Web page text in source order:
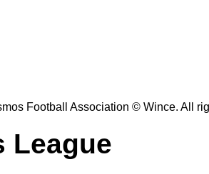
Football Association © Wince. All
League